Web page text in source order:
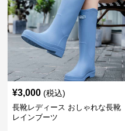
¥3,000 (税込)
長靴レディース おしゃれな長靴
レインブーツ